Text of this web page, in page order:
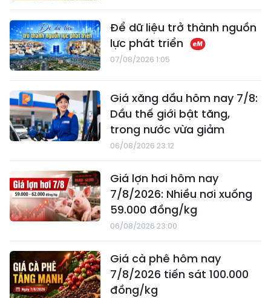
Để dữ liệu trở thành nguồn
lực phát triển
07/08/2026 1:05
Giá xăng dầu hôm nay 7/8:
Dầu thế giới bật tăng,
trong nước vừa giảm
06/08/2026 23:12
Giá lợn hơi hôm nay
7/8/2026: Nhiều nơi xuống
59.000 đồng/kg
06/08/2026 23:00
Giá cà phê hôm nay
7/8/2026 tiến sát 100.000
đồng/kg